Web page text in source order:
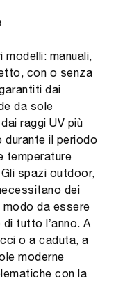
manuali,
con o senza
dai
da sole
raggi UV più
il periodo
temperature
spazi outdoor,
dei
da essere
tutto l’anno. A
o a caduta, a
moderne
con la